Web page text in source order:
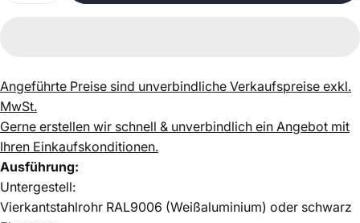
Angeführte Preise sind unverbindliche Verkaufspreise exkl.
MwSt.
Gerne erstellen wir schnell & unverbindlich ein Angebot mit
Ihren Einkaufskonditionen.
Ausführung:
Untergestell:
Vierkantstahlrohr RAL9006 (Weißaluminium) oder schwarz